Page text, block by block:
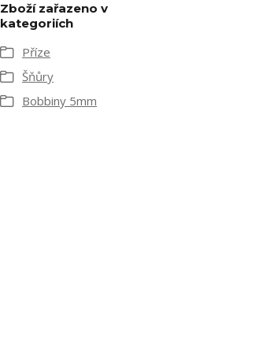
Zboží zařazeno v
kategoriích
Příze
Šňůry
Bobbiny 5mm